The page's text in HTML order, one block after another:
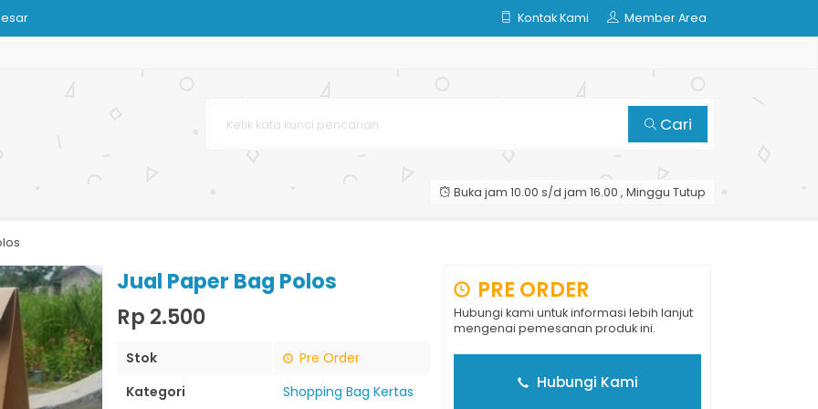
Murah
oleh
Kontak Kami Member Area
Cari
Buka jam 10.00 s/d jam 16.00 , Minggu Tutup
Jual Paper Bag Polos
Rp 2.500
Stok
Pre Order
Kategori
Shopping Bag Kertas
PRE ORDER
Hubungi kami untuk informasi lebih lanjut
mengenai pemesanan produk ini.
Hubungi Kami